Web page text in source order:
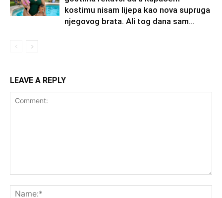
kostimu nisam lijepa kao nova supruga
njegovog brata. Ali tog dana sam...
LEAVE A REPLY